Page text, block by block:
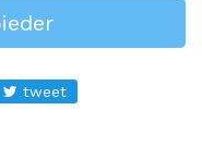
tweet